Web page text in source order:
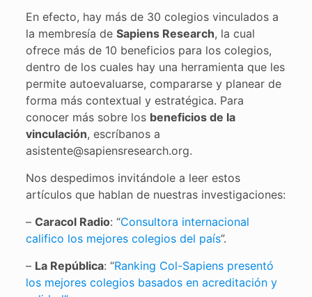
En efecto, hay más de 30 colegios vinculados a
la membresía de Sapiens Research, la cual
ofrece más de 10 beneficios para los colegios,
dentro de los cuales hay una herramienta que les
permite autoevaluarse, compararse y planear de
forma más contextual y estratégica. Para
conocer más sobre los beneficios de la
vinculación, escríbanos a
asistente@sapiensresearch.org.
Nos despedimos invitándole a leer estos
artículos que hablan de nuestras investigaciones:
– Caracol Radio: “Consultora internacional
califico los mejores colegios del país”.
– La República: “Ranking Col-Sapiens presentó
los mejores colegios basados en acreditación y